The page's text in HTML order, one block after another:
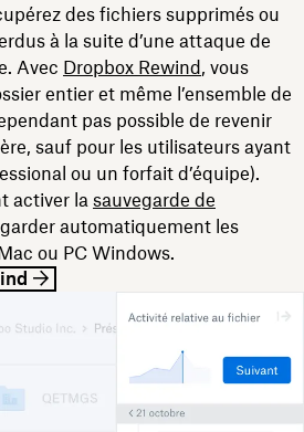
des fichiers supprimés ou
à la suite d’une attaque de
Avec Dropbox Rewind, vous
entier et même l’ensemble de
pas possible de revenir
sauf pour les utilisateurs ayant
ou un forfait d’équipe).
activer la sauvegarde de
automatiquement les
ou PC Windows.